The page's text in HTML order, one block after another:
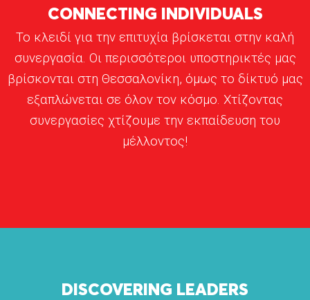
CONNECTING INDIVIDUALS
Το κλειδί για την επιτυχία βρίσκεται στην καλή
συνεργασία. Οι περισσότεροι υποστηρικτές μας
βρίσκονται στη Θεσσαλονίκη, όμως το δίκτυό μας
εξαπλώνεται σε όλον τον κόσμο. Χτίζοντας
συνεργασίες χτίζουμε την εκπαίδευση του
μέλλοντος!
DISCOVERING LEADERS